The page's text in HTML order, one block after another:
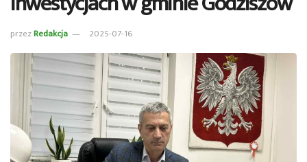
przezRedakcja 2025-07-16